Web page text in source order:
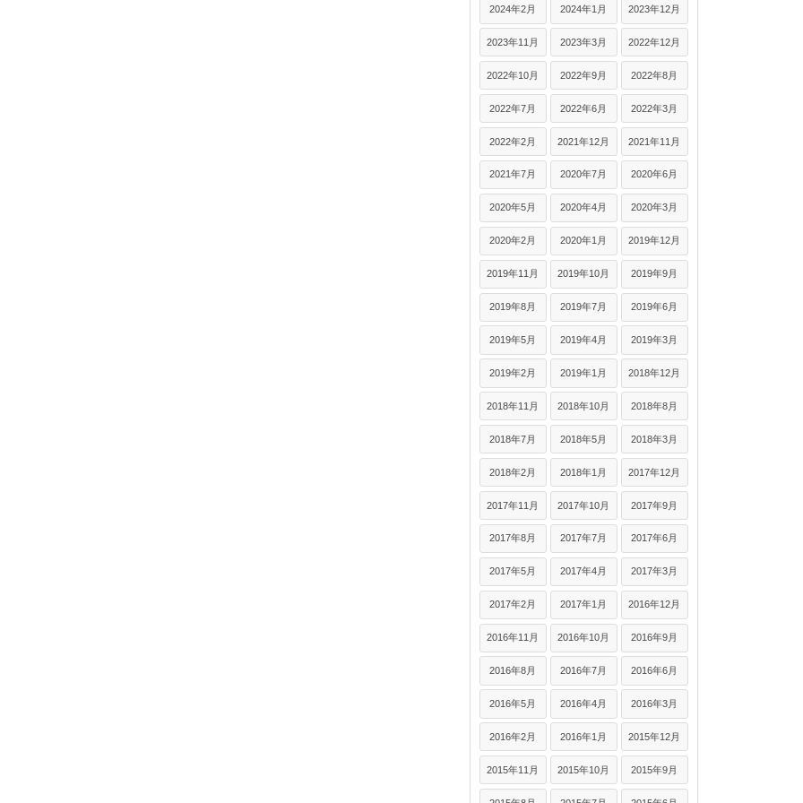
2024年2月 2024年1月 2023年12月
2023年11月 2023年3月 2022年12月
2022年10月 2022年9月 2022年8月
2022年7月 2022年6月 2022年3月
2022年2月 2021年12月 2021年11月
2021年7月 2020年7月 2020年6月
2020年5月 2020年4月 2020年3月
2020年2月 2020年1月 2019年12月
2019年11月 2019年10月 2019年9月
2019年8月 2019年7月 2019年6月
2019年5月 2019年4月 2019年3月
2019年2月 2019年1月 2018年12月
2018年11月 2018年10月 2018年8月
2018年7月 2018年5月 2018年3月
2018年2月 2018年1月 2017年12月
2017年11月 2017年10月 2017年9月
2017年8月 2017年7月 2017年6月
2017年5月 2017年4月 2017年3月
2017年2月 2017年1月 2016年12月
2016年11月 2016年10月 2016年9月
2016年8月 2016年7月 2016年6月
2016年5月 2016年4月 2016年3月
2016年2月 2016年1月 2015年12月
2015年11月 2015年10月 2015年9月